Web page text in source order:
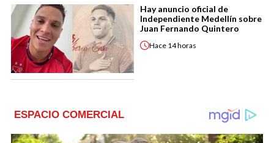
Hay anuncio oficial de
Independiente Medellín sobre
Juan Fernando Quintero
Hace 14 horas